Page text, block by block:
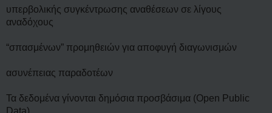
υπερβολικής συγκέντρωσης αναθέσεων σε λίγους
αναδόχους
“σπασμένων” προμηθειών για αποφυγή διαγωνισμών
ασυνέπειας παραδοτέων
Τα δεδομένα γίνονται δημόσια προσβάσιμα (Open Public